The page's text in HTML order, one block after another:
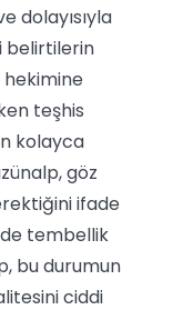
dolayısıyla
belirtilerin
teşhis
kolayca
göz
ifade
tembellik
bu durumun
ciddi